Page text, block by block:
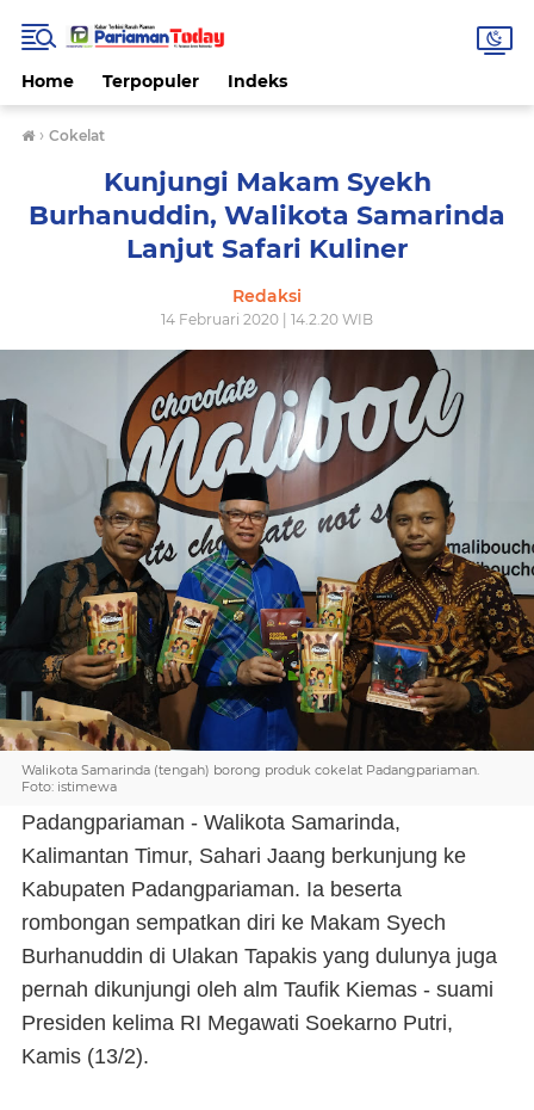
Home Terpopuler Indeks
› Cokelat
Kunjungi Makam Syekh
Burhanuddin, Walikota Samarinda
Lanjut Safari Kuliner
Redaksi
14 Februari 2020 | 14.2.20 WIB
Walikota Samarinda (tengah) borong produk cokelat Padangpariaman.
Foto: istimewa
Padangpariaman - Walikota Samarinda,
Kalimantan Timur, Sahari Jaang berkunjung ke
Kabupaten Padangpariaman. Ia beserta
rombongan sempatkan diri ke Makam Syech
Burhanuddin di Ulakan Tapakis yang dulunya juga
pernah dikunjungi oleh alm Taufik Kiemas - suami
Presiden kelima RI Megawati Soekarno Putri,
Kamis (13/2).